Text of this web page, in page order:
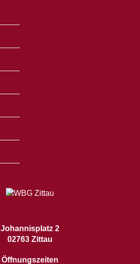
Johannisplatz 2
02763 Zittau
Öffnungszeiten